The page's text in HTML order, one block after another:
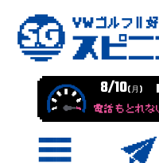
8/10(月)
電話もとれな